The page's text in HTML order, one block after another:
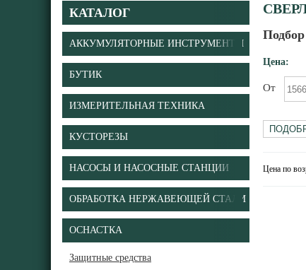
КАТАЛОГ
АККУМУЛЯТОРНЫЕ ИНСТРУМЕНТЫ
БУТИК
ИЗМЕРИТЕЛЬНАЯ ТЕХНИКА
КУСТОРЕЗЫ
НАСОСЫ И НАСОСНЫЕ СТАНЦИИ
ОБРАБОТКА НЕРЖАВЕЮЩЕЙ СТАЛИ
ОСНАСТКА
Защитные средства
Цена:
От
Цена по